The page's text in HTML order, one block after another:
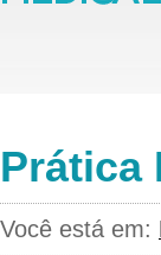
Prática
Você está em: